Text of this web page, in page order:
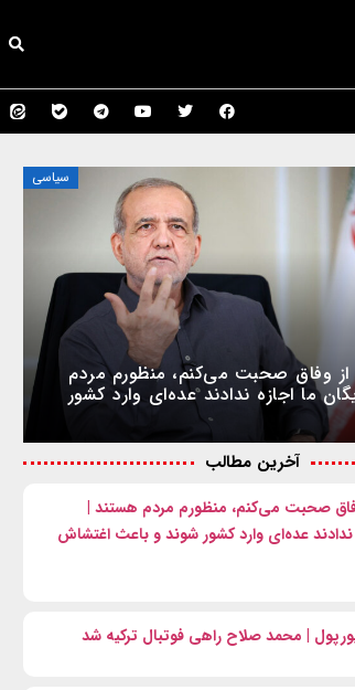
سیاسی
وفاق صحبت می‌کنم، منظورم مردم
ما اجازه ندادند عده‌ای وارد کشور
شوند
آخرین مطالب
صحبت می‌کنم، منظورم مردم هستند |
عده‌ای وارد کشور شوند و باعث اغتشاش
| محمد صلاح راهی فوتبال ترکیه شد